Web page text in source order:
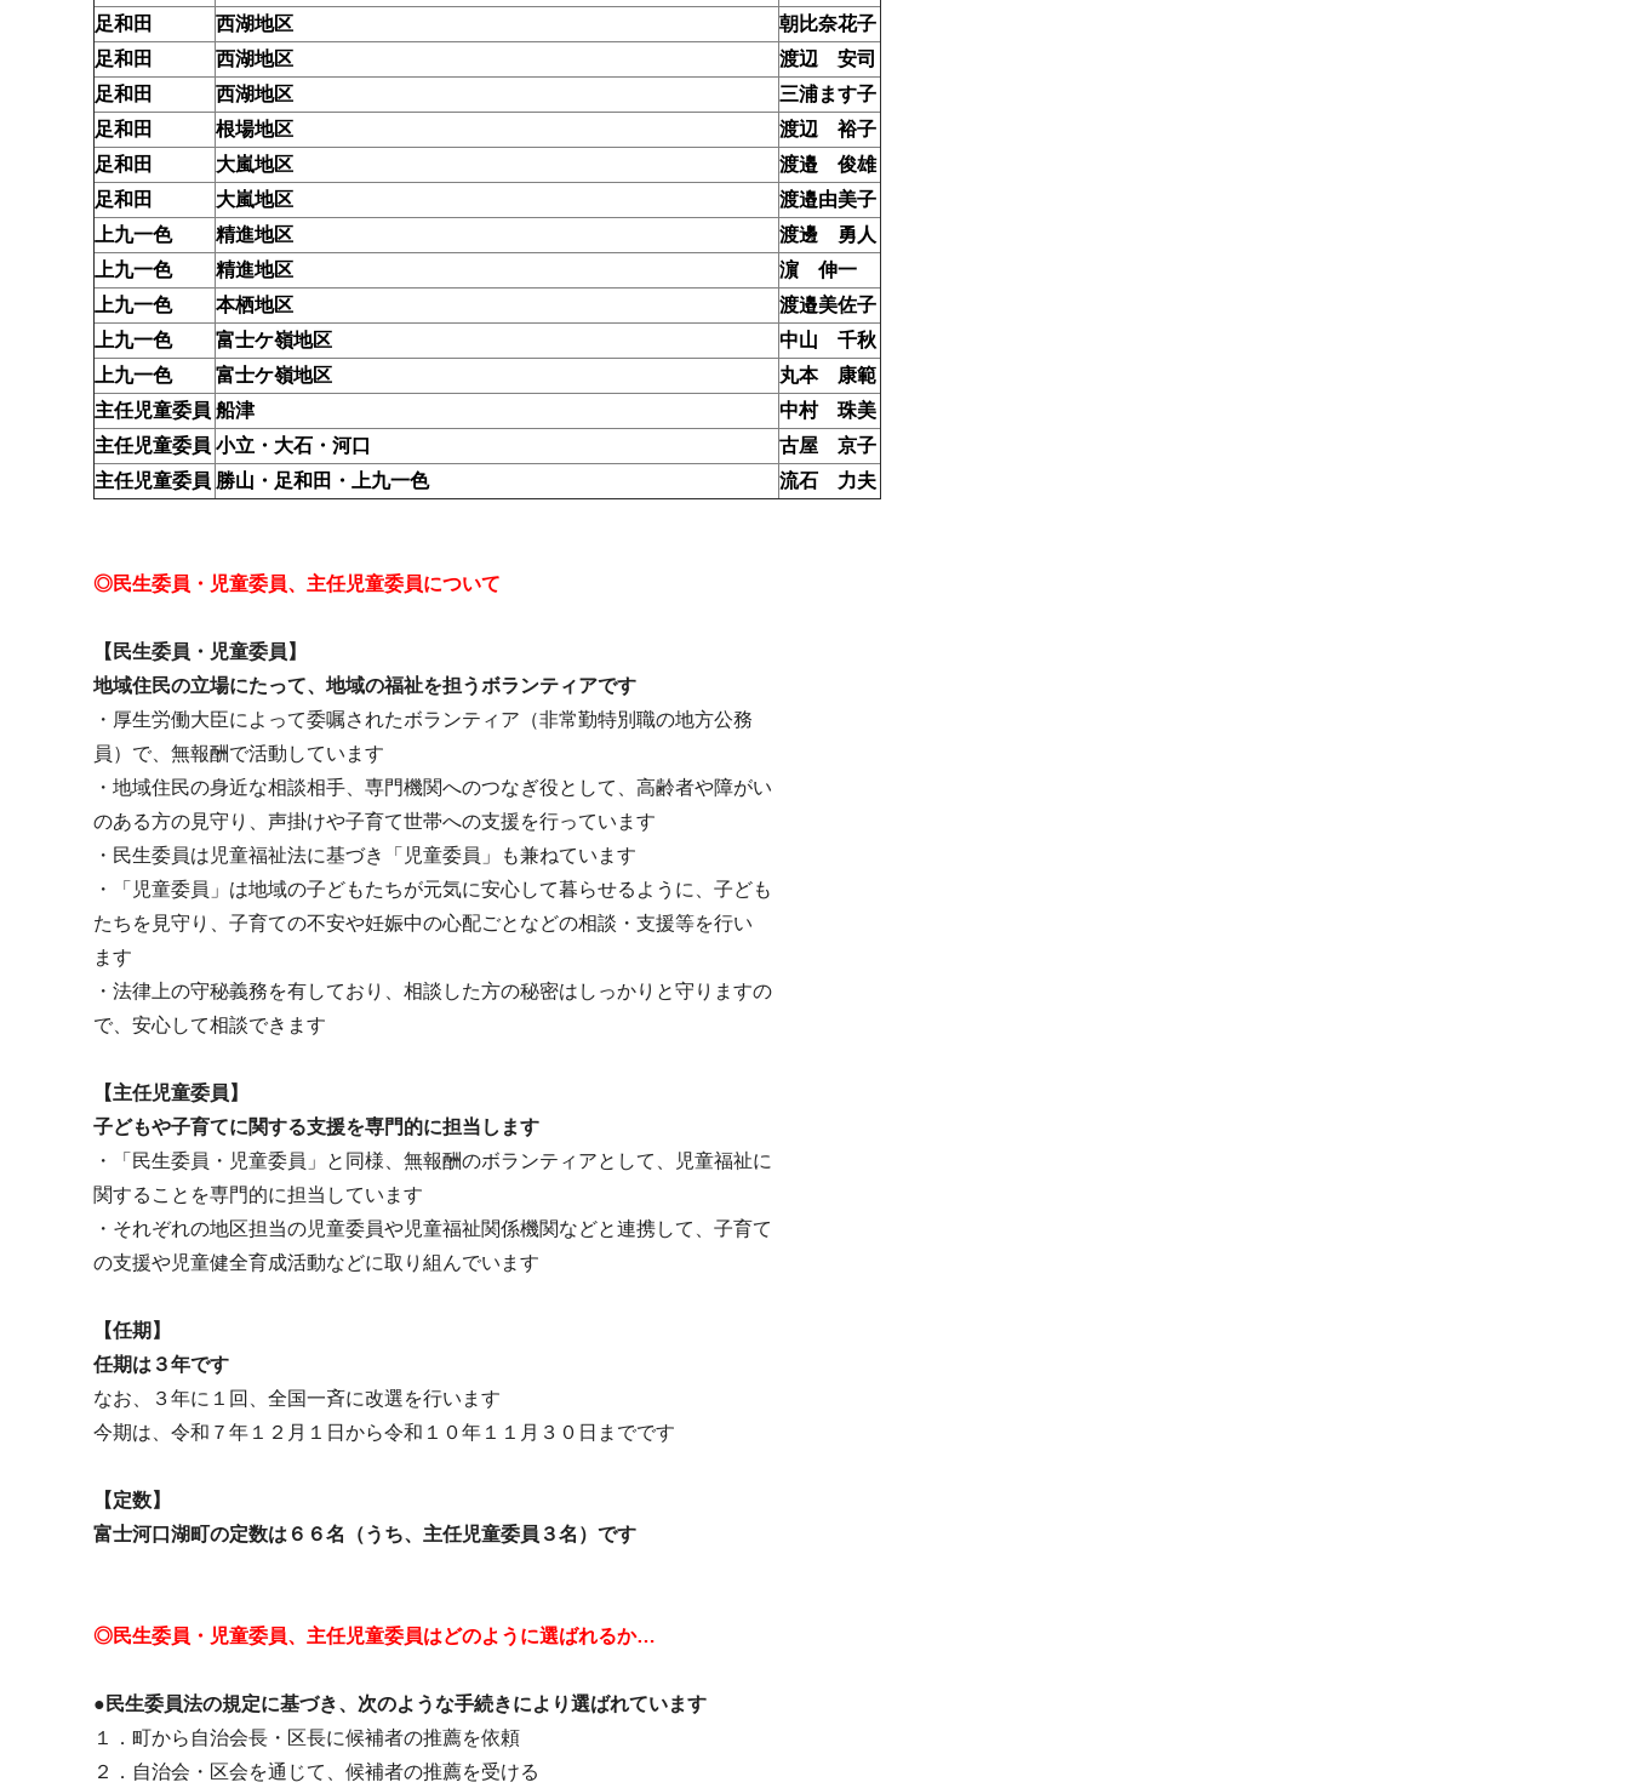
足和田
西湖地区
朝比奈花子
足和田
西湖地区
渡辺 安司
足和田
西湖地区
三浦ます子
足和田
根場地区
渡辺 裕子
足和田
大嵐地区
渡邉 俊雄
足和田
大嵐地区
渡邉由美子
上九一色
精進地区
渡邊 勇人
上九一色
精進地区
濵 伸一
上九一色
本栖地区
渡邉美佐子
上九一色
富士ケ嶺地区
中山 千秋
上九一色
富士ケ嶺地区
丸本 康範
主任児童委員 船津
中村 珠美
主任児童委員 小立・大石・河口
古屋 京子
主任児童委員 勝山・足和田・上九一色 流石 力夫
◎民生委員・児童委員、主任児童委員について
【民生委員・児童委員】
地域住民の立場にたって、地域の福祉を担うボランティアです
・厚生労働大臣によって委嘱されたボランティア（非常勤特別職の地方公務
員）で、無報酬で活動しています
・地域住民の身近な相談相手、専門機関へのつなぎ役として、高齢者や障がい
のある方の見守り、声掛けや子育て世帯への支援を行っています
・民生委員は児童福祉法に基づき「児童委員」も兼ねています
・「児童委員」は地域の子どもたちが元気に安心して暮らせるように、子ども
たちを見守り、子育ての不安や妊娠中の心配ごとなどの相談・支援等を行い
ます
・法律上の守秘義務を有しており、相談した方の秘密はしっかりと守りますの
で、安心して相談できます
【主任児童委員】
子どもや子育てに関する支援を専門的に担当します
・「民生委員・児童委員」と同様、無報酬のボランティアとして、児童福祉に
関することを専門的に担当しています
・それぞれの地区担当の児童委員や児童福祉関係機関などと連携して、子育て
の支援や児童健全育成活動などに取り組んでいます
【任期】
任期は３年です
なお、３年に１回、全国一斉に改選を行います
今期は、令和７年１２月１日から令和１０年１１月３０日までです
【定数】
富士河口湖町の定数は６６名（うち、主任児童委員３名）です
◎民生委員・児童委員、主任児童委員はどのように選ばれるか…
●民生委員法の規定に基づき、次のような手続きにより選ばれています
１．町から自治会長・区長に候補者の推薦を依頼
２．自治会・区会を通じて、候補者の推薦を受ける